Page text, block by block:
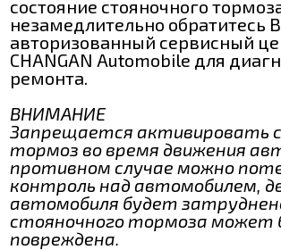
состояние стояночного
незамедлительно обратитесь
авторизованный сервисный
CHANGAN Automobile для
ремонта.
ВНИМАНИЕ
Запрещается активировать
тормоз во время движения
противном случае можно
контроль над автомобилем,
автомобиля будет
стояночного тормоза может
повреждена.